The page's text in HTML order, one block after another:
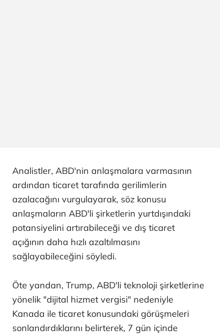
Analistler, ABD'nin anlaşmalara varmasının
ardından ticaret tarafında gerilimlerin
azalacağını vurgulayarak, söz konusu
anlaşmaların ABD'li şirketlerin yurtdışındaki
potansiyelini artırabileceği ve dış ticaret
açığının daha hızlı azaltılmasını
sağlayabileceğini söyledi.
Öte yandan, Trump, ABD'li teknoloji şirketlerine
yönelik "dijital hizmet vergisi" nedeniyle
Kanada ile ticaret konusundaki görüşmeleri
sonlandırdıklarını belirterek, 7 gün içinde